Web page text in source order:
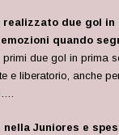
due gol in
quando
due gol in prima
e liberatorio, anche
nella Juniores e